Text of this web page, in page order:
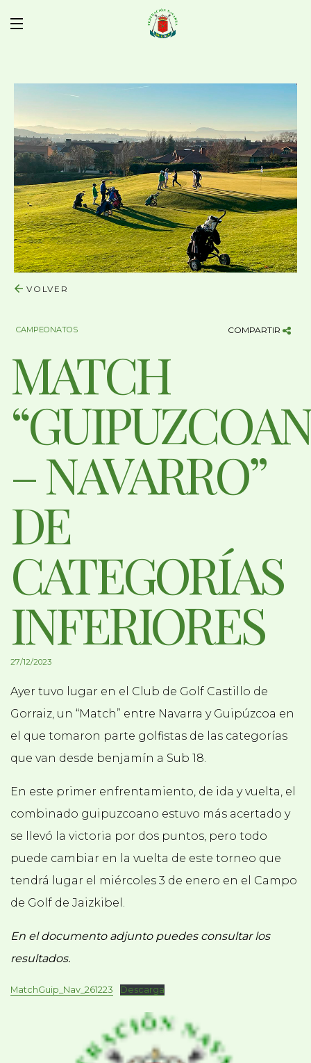
VOLVER
CAMPEONATOS COMPARTIR
MATCH
– NAVARRO”
DE
CATEGORÍAS
INFERIORES
27/12/2023
Ayer tuvo lugar en el Club de Golf Castillo de
Gorraiz, un “Match” entre Navarra y Guipúzcoa en
el que tomaron parte golfistas de las categorías
que van desde benjamín a Sub 18.
En este primer enfrentamiento, de ida y vuelta, el
combinado guipuzcoano estuvo más acertado y
se llevó la victoria por dos puntos, pero todo
puede cambiar en la vuelta de este torneo que
tendrá lugar el miércoles 3 de enero en el Campo
de Golf de Jaizkibel.
En el documento adjunto puedes consultar los
resultados.
MatchGuip_Nav_261223 Descarga